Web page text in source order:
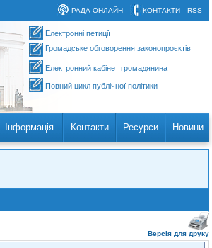
RSS
КОНТАКТИ
РАДА ОНЛАЙН
Електронні петиції
Громадське обговорення законопроєктів
Електронний кабінет громадянина
Повний цикл публічної політики
Інформація Контакти Ресурси Новини
Версія для друку